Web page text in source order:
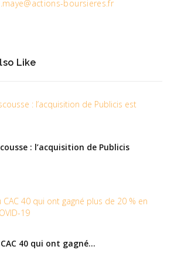
boursieres.fr
Like
: l’acquisition de Publicis
40 qui ont gagné…